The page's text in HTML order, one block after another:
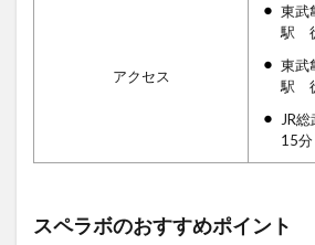
アクセス
東武
駅
東武
駅
JR
15分
スペラボのおすすめポイント